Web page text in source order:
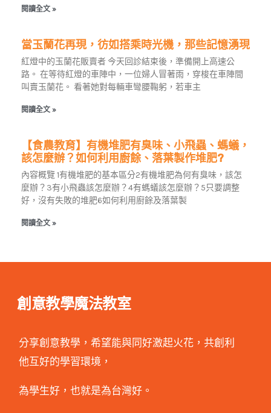
閱讀全文 »
當玉蘭花再現，彷如搭乘時光機，那些記憶湧現
紅燈中的玉蘭花販賣者 今天回診結束後，準備開上高速公
路。 在等待紅燈的車陣中，一位婦人冒著雨，穿梭在車陣間
叫賣玉蘭花。 看著她對每輛車彎腰鞠躬，若車主
閱讀全文 »
【食農教育】有機堆肥有臭味、小飛蟲、螞蟻，
該怎麼辦？如何利用廚餘、落葉製作堆肥?
內容概覽 1有機堆肥的基本區分2有機堆肥為何有臭味，該怎
麼辦？3有小飛蟲該怎麼辦？4有螞蟻該怎麼辦？5只要調整
好，沒有失敗的堆肥6如何利用廚餘及落葉製
閱讀全文 »
創意教學魔法教室
分享創意教學，希望能與同好激起火花，共創利
他互好的學習環境，
為學生好，也就是為台灣好。